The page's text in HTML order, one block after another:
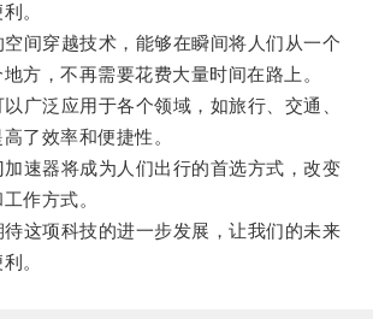
。
穿越技术，能够在瞬间将人们从一个
方，不再需要花费大量时间在路上。
泛应用于各个领域，如旅行、交通、
了效率和便捷性。
器将成为人们出行的首选方式，改变
作方式。
项科技的进一步发展，让我们的未来
。